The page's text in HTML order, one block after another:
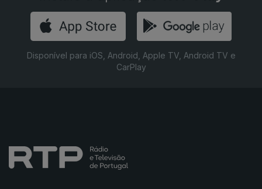
Disponível para iOS, Android, Apple TV, Android TV e
CarPlay